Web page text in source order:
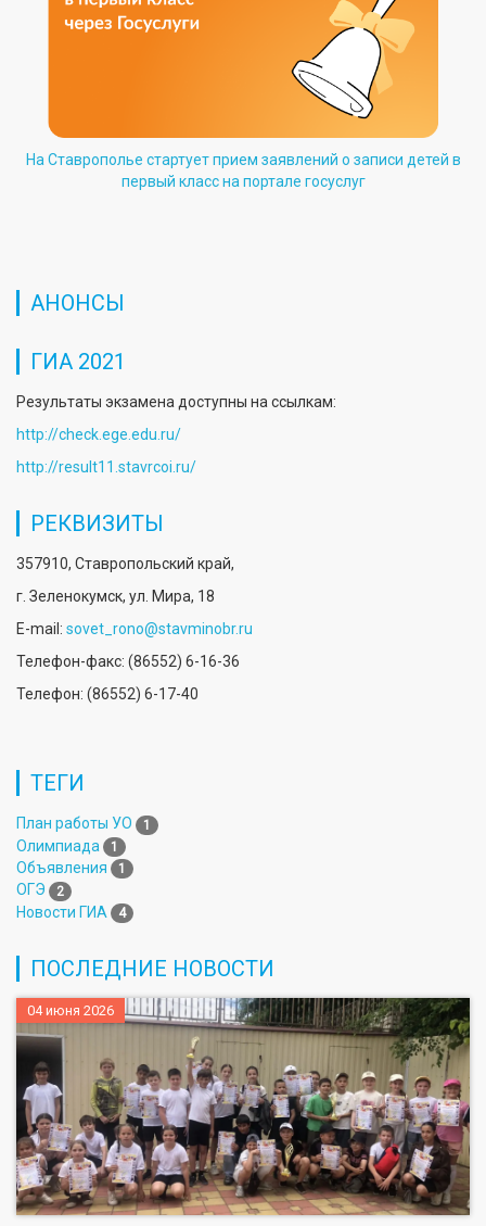
На Ставрополье стартует прием заявлений о записи детей в
первый класс на портале госуслуг
АНОНСЫ
ГИА 2021
Результаты экзамена доступны на ссылкам:
http://check.ege.edu.ru/
http://result11.stavrcoi.ru/
РЕКВИЗИТЫ
357910, Ставропольский край,
г. Зеленокумск, ул. Мира, 18
E-mail: sovet_rono@stavminobr.ru
Телефон-факс: (86552) 6-16-36
Телефон: (86552) 6-17-40
ТЕГИ
План работы УО 1
Олимпиада 1
Объявления 1
ОГЭ 2
Новости ГИА 4
ПОСЛЕДНИЕ НОВОСТИ
04 июня 2026